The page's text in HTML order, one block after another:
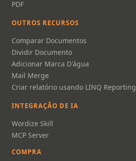
PDF
OUTROS RECURSOS
Comparar Documentos
Dividir Documento
Adicionar Marca D'água
Mail Merge
Criar relatório usando LINQ Reporting
INTEGRAÇÃO DE IA
Wordize Skill
MCP Server
COMPRA